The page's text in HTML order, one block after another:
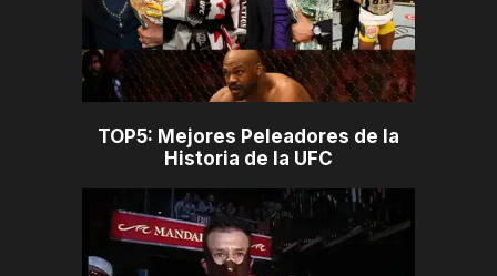
TOP5: Mejores Peleadores de la
Historia de la UFC